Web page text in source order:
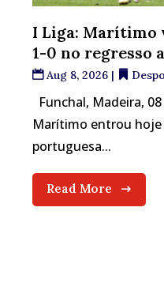
I Liga: Marítimo
1-0 no regresso
Aug 8, 2026 |
Funchal, Madeira,
Marítimo entrou hoje
portuguesa...
Read More